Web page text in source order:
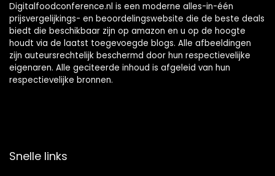
Digitalfoodconference.nl is een moderne alles-in-één
prijsvergelijkings- en beoordelingswebsite die de beste deals
biedt die beschikbaar zijn op amazon en u op de hoogte
houdt via de laatst toegevoegde blogs. Alle afbeeldingen
zijn auteursrechtelijk beschermd door hun respectievelijke
eigenaren. Alle geciteerde inhoud is afgeleid van hun
respectievelijke bronnen.
Snelle links